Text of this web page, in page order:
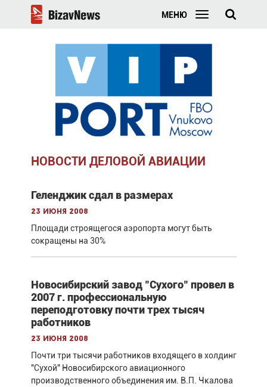
МЕНЮ
НОВОСТИ ДЕЛОВОЙ АВИАЦИИ
Геленджик сдал в размерах
23 июня 2008
Площади строящегося аэропорта могут быть
сокращены на 30%
Новосибирский завод "Сухого" провел в
2007 г. профессиональную
переподготовку почти трех тысяч
работников
23 июня 2008
Почти три тысячи работников входящего в холдинг
"Сухой" Новосибирского авиационного
производственного объединения им. В.П. Чкалова